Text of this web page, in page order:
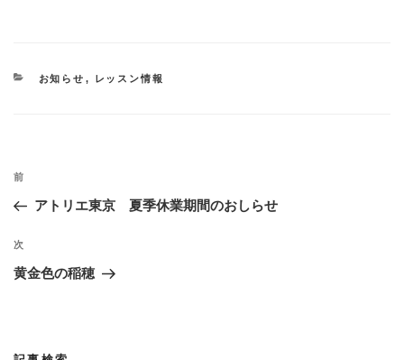
カ
お知らせ , レッスン情報
投
ビ
ゲ
過
去
投
稿
前
アトリエ東京 夏季休業期間のおしらせ
次
の
次
黄金色の稲穂